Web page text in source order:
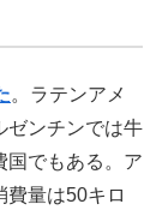
。ラテンアメ
ゼンチンでは牛
国でもある。ア
費量は50キロ